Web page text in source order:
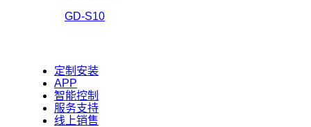
GD-S10
定制安装
APP
智能控制
服务支持
线上销售